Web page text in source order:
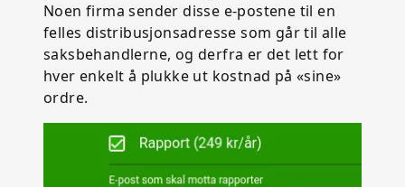
Noen firma sender disse e-postene til en
felles distribusjonsadresse som går til alle
saksbehandlerne, og derfra er det lett for
hver enkelt å plukke ut kostnad på «sine»
ordre.